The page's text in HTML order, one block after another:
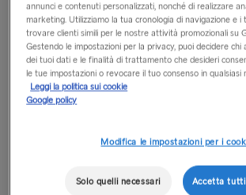
pensioni, Bed&Breakfast, negozi, caffè,
servizio.
Orari di apertura
annunci e contenuti personalizzati, nonché di realizzare
marketing. Utilizziamo la tua cronologia di navigazione e i
trovare clienti simili per le nostre attività promozionali su
Gestendo le impostazioni per la privacy, puoi decidere chi
dei tuoi dati e le finalità di trattamento che desideri
le tue impostazioni o revocare il tuo consenso in qualsiasi
Leggi la politica sui cookie
Google policy
Modifica le impostazioni per i
Solo quelli necessari Accetta tutti